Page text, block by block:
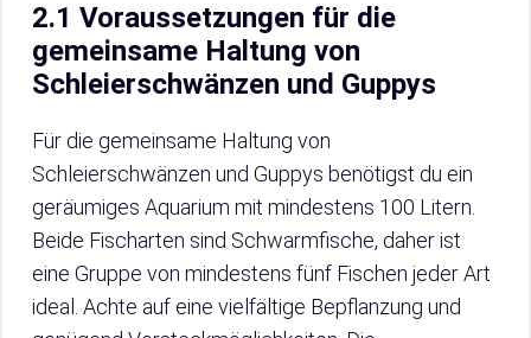
2.1 Voraussetzungen für die
gemeinsame Haltung von
Schleierschwänzen und Guppys
Für die gemeinsame Haltung von
Schleierschwänzen und Guppys benötigst du ein
geräumiges Aquarium mit mindestens 100 Litern.
Beide Fischarten sind Schwarmfische, daher ist
eine Gruppe von mindestens fünf Fischen jeder Art
ideal. Achte auf eine vielfältige Bepflanzung und